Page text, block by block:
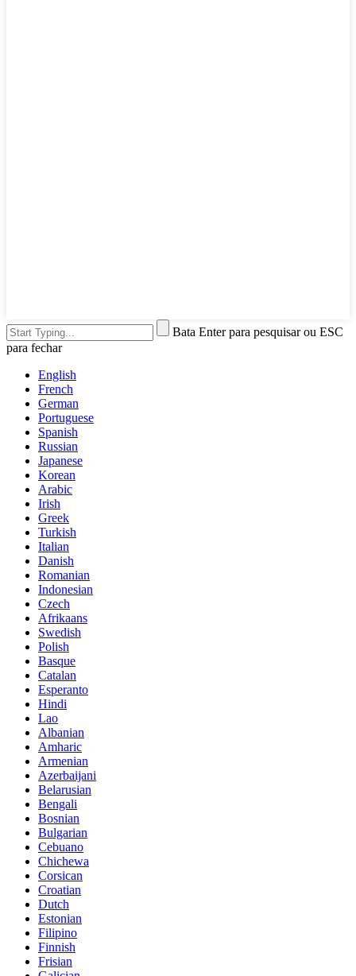
Bata Enter para pesquisar ou ESC
para fechar
English
French
German
Portuguese
Spanish
Russian
Japanese
Korean
Arabic
Irish
Greek
Turkish
Italian
Danish
Romanian
Indonesian
Czech
Afrikaans
Swedish
Polish
Basque
Catalan
Esperanto
Hindi
Lao
Albanian
Amharic
Armenian
Azerbaijani
Belarusian
Bengali
Bosnian
Bulgarian
Cebuano
Chichewa
Corsican
Croatian
Dutch
Estonian
Filipino
Finnish
Frisian